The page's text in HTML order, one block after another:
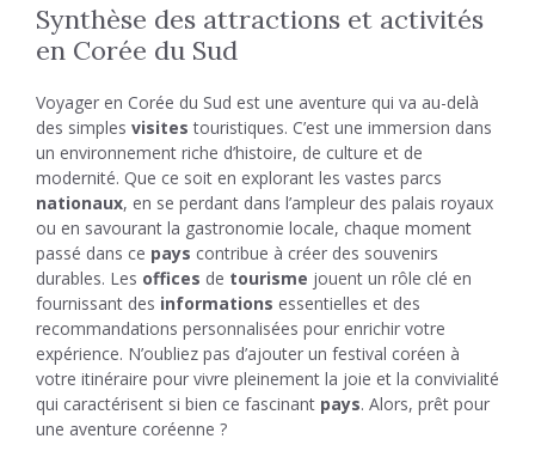
Synthèse des attractions et activités
en Corée du Sud
Voyager en Corée du Sud est une aventure qui va au-delà
des simples visites touristiques. C’est une immersion dans
un environnement riche d’histoire, de culture et de
modernité. Que ce soit en explorant les vastes parcs
nationaux, en se perdant dans l’ampleur des palais royaux
ou en savourant la gastronomie locale, chaque moment
passé dans ce pays contribue à créer des souvenirs
durables. Les offices de tourisme jouent un rôle clé en
fournissant des informations essentielles et des
recommandations personnalisées pour enrichir votre
expérience. N’oubliez pas d’ajouter un festival coréen à
votre itinéraire pour vivre pleinement la joie et la convivialité
qui caractérisent si bien ce fascinant pays. Alors, prêt pour
une aventure coréenne ?